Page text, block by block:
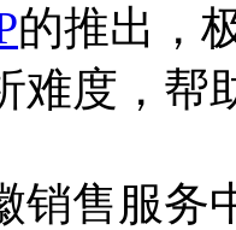
的推出，
难度，帮
销售服务